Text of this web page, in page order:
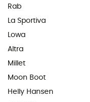
Rab
La Sportiva
Lowa
Altra
Millet
Moon Boot
Helly Hansen